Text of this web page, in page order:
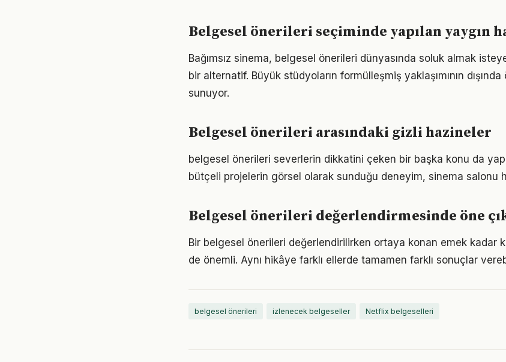
Belgesel önerileri seçiminde yapılan yaygın
Bağımsız sinema, belgesel önerileri dünyasında soluk almak
bir alternatif. Büyük stüdyoların formülleşmiş yaklaşımının
sunuyor.
Belgesel önerileri arasındaki gizli hazineler
belgesel önerileri severlerin dikkatini çeken bir başka konu da
bütçeli projelerin görsel olarak sunduğu deneyim, sinema salonu
Belgesel önerileri değerlendirmesinde öne
Bir belgesel önerileri değerlendirilirken ortaya konan emek kadar
de önemli. Aynı hikâye farklı ellerde tamamen farklı sonuçlar
belgesel önerileri izlenecek belgeseller Netflix belgeselleri